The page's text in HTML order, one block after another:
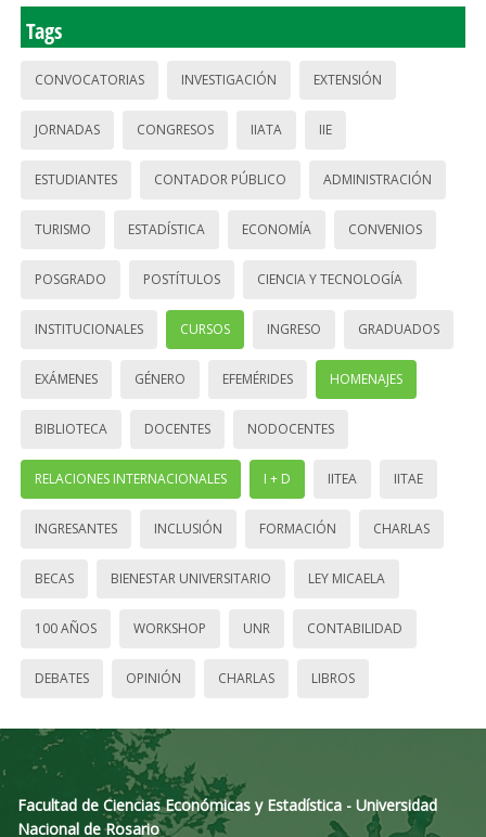
Tags
CONVOCATORIAS INVESTIGACIÓN EXTENSIÓN
JORNADAS CONGRESOS IIATA IIE
ESTUDIANTES CONTADOR PÚBLICO ADMINISTRACIÓN
TURISMO ESTADÍSTICA ECONOMÍA CONVENIOS
POSGRADO POSTÍTULOS CIENCIA Y TECNOLOGÍA
INSTITUCIONALES CURSOS INGRESO GRADUADOS
EXÁMENES GÉNERO EFEMÉRIDES HOMENAJES
BIBLIOTECA DOCENTES NODOCENTES
RELACIONES INTERNACIONALES I + D IITEA IITAE
INGRESANTES INCLUSIÓN FORMACIÓN CHARLAS
BECAS BIENESTAR UNIVERSITARIO LEY MICAELA
100 AÑOS WORKSHOP UNR CONTABILIDAD
DEBATES OPINIÓN CHARLAS LIBROS
Facultad de Ciencias Económicas y Estadística - Universidad
Nacional de Rosario